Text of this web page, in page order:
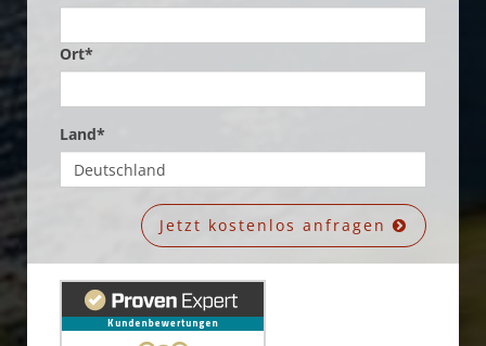
Ort*
Land*
Jetzt kostenlos anfragen